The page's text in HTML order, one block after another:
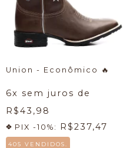
Union - Econômico 🔥
6x sem juros de
R$43,98
PIX -10%: R$237,47
405 VENDIDOS.